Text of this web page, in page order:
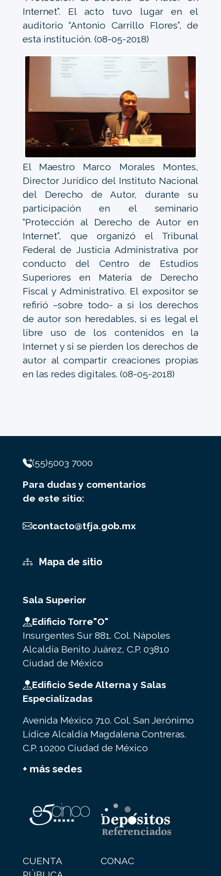
Internet”. El acto tuvo lugar en el
auditorio “Antonio Carrillo Flores”, de
esta institución. (08-05-2018)
El Maestro Marco Morales Montes,
Director Jurídico del Instituto Nacional
del Derecho de Autor, durante su
participación en el seminario
“Protección al Derecho de Autor en
Internet”, que organizó el Tribunal
Federal de Justicia Administrativa por
conducto del Centro de Estudios
Superiores en Materia de Derecho
Fiscal y Administrativo. El expositor se
refirió –sobre todo- a si los derechos
de autor son heredables, si es legal el
libre uso de los contenidos en la
Internet y si se pierden los derechos de
autor al compartir creaciones propias
en las redes digitales. (08-05-2018)
(55)5003 7000
Para dudas y comentarios
de este sitio:
contacto@tfja.gob.mx
Mapa de sitio
Sala Superior
Edificio Torre"O"
Insurgentes Sur 881. Col. Nápoles
Alcaldía Benito Juárez, C.P. 03810
Ciudad de México
Edificio Sede Alterna y Salas
Especializadas
Avenida México 710. Col. San Jerónimo
Lídice Alcaldía Magdalena Contreras.
C.P. 10200 Ciudad de México
+ más sedes
CUENTA
CONAC